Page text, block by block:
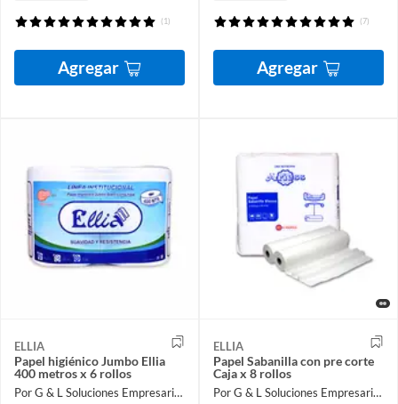
(1)
Agregar
(7)
Agregar
ELLIA
Papel higiénico Jumbo Ellia
400 metros x 6 rollos
Por G & L Soluciones Empresariales
ELLIA
Papel Sabanilla con pre corte
Caja x 8 rollos
Por G & L Soluciones Empresariales